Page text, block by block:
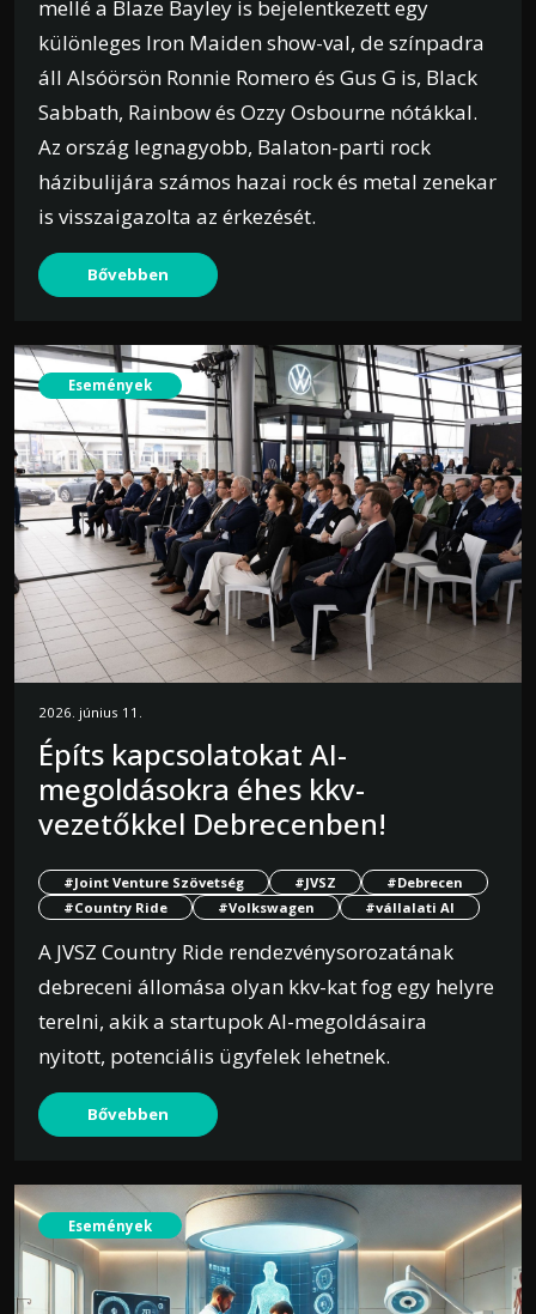
mellé a Blaze Bayley is bejelentkezett egy
különleges Iron Maiden show-val, de színpadra
áll Alsóörsön Ronnie Romero és Gus G is, Black
Sabbath, Rainbow és Ozzy Osbourne nótákkal.
Az ország legnagyobb, Balaton-parti rock
házibulijára számos hazai rock és metal zenekar
is visszaigazolta az érkezését.
Bővebben
Események
2026. június 11.
Építs kapcsolatokat AI-
megoldásokra éhes kkv-
vezetőkkel Debrecenben!
#Joint Venture Szövetség #JVSZ
#Debrecen
#Country Ride
#Volkswagen #vállalati AI
A JVSZ Country Ride rendezvénysorozatának
debreceni állomása olyan kkv-kat fog egy helyre
terelni, akik a startupok AI-megoldásaira
nyitott, potenciális ügyfelek lehetnek.
Bővebben
Események